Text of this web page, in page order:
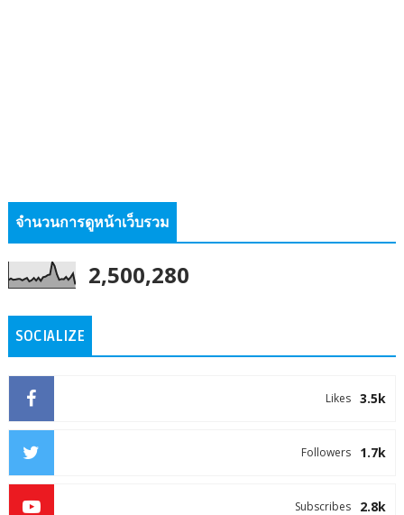
จำนวนการดูหน้าเว็บรวม
2,500,280
SOCIALIZE
3.5k
Likes
1.7k
Followers
2.8k
Subscribes